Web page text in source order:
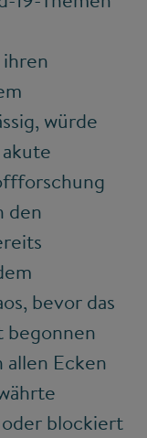
würde
den
bevor das
begonnen
allen Ecken
oder blockiert